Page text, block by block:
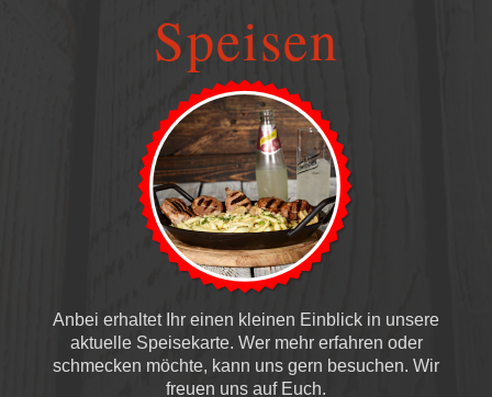
Speisen
Anbei erhaltet Ihr einen kleinen Einblick in unsere
aktuelle Speisekarte. Wer mehr erfahren oder
schmecken möchte, kann uns gern besuchen. Wir
freuen uns auf Euch.